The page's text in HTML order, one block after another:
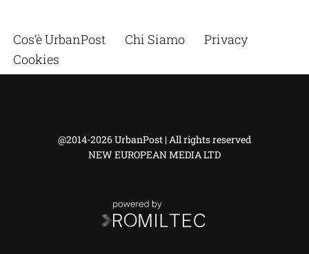
Cos’è UrbanPost Chi Siamo
Privacy
Cookies
@2014-2026 UrbanPost | All rights reserved
NEW EUROPEAN MEDIA LTD